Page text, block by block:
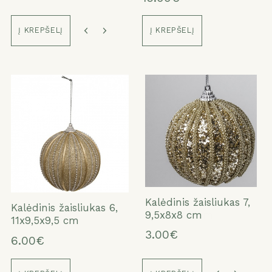
Į KREPŠELĮ Į KREPŠELĮ
Kalėdinis žaisliukas 6,
11x9,5x9,5 cm
6.00€
Kalėdinis žaisliukas 7,
11x9,5x9,5 cm
3.00€
Kalėdinis žaisliukas 7,
9,5x8x8 cm
3.00€
Kalėdinis žaisliukas 7,
11x9,5x9,5 cm
3.00€
Kalėdinis žaisliukas 7,
9,5x8x8 cm
3.00€